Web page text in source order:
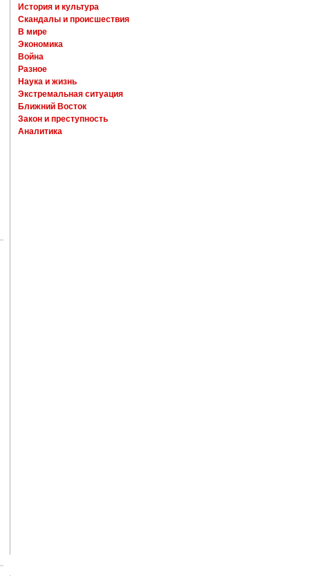
История и культура
Скандалы и происшествия
В мире
Экономика
Война
Разное
Наука и жизнь
Экстремальная ситуация
Ближний Восток
Закон и преступность
Аналитика